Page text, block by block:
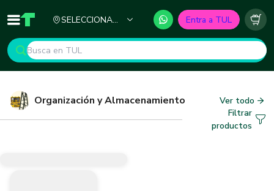
Inicio TUL - Tu Marketplace de Construcción
SELECCIONA
Entra a TUL
Organización y Almacenamiento
Ver todo
Filtrar
productos